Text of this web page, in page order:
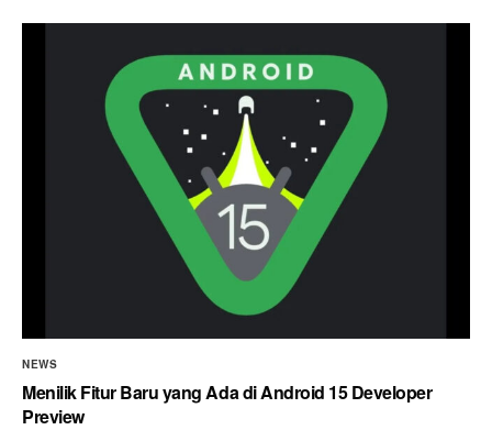
NEWS
Menilik Fitur Baru yang Ada di Android 15 Developer
Preview